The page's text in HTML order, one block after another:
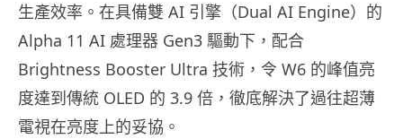
生產效率。在具備雙 AI 引擎（Dual AI Engine）的
Alpha 11 AI 處理器 Gen3 驅動下，配合
Brightness Booster Ultra 技術，令 W6 的峰值亮
度達到傳統 OLED 的 3.9 倍，徹底解決了過往超薄
電視在亮度上的妥協。